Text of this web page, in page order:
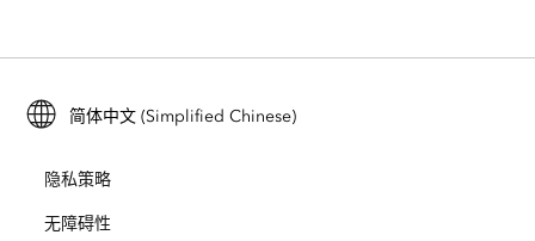
Esri 年轻专家关系网
培训
ArcUser
ArcNews
招贤纳士
开放视野
ArcGIS for Student Use
保护
简体中文 (Simplified Chinese)
隐私策略
无障碍性